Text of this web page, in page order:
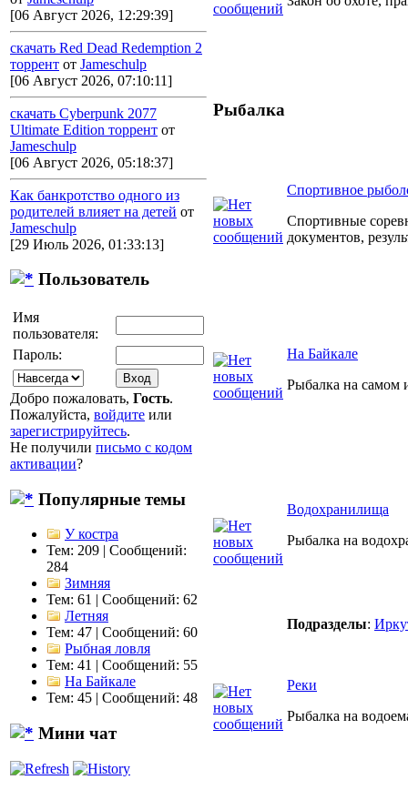
[06 Август 2026, 12:29:39]
скачать Red Dead Redemption 2
торрент от Jameschulp
[06 Август 2026, 07:10:11]
скачать Cyberpunk 2077
Ultimate Edition торрент от
Jameschulp
[06 Август 2026, 05:18:37]
Как банкротство одного из
родителей влияет на детей от
Jameschulp
[29 Июль 2026, 01:33:13]
Пользователь
Имя
пользователя:
Пароль:
Добро пожаловать, Гость.
Пожалуйста, войдите или
зарегистрируйтесь.
Не получили письмо с кодом
активации?
Популярные темы
У костра
Тем: 209 | Сообщений:
284
Зимняя
Тем: 61 | Сообщений: 62
Летняя
Тем: 47 | Сообщений: 60
Рыбная ловля
Тем: 41 | Сообщений: 55
На Байкале
Тем: 45 | Сообщений: 48
Мини чат
Рыбалка
Спортивное
Спортивные
документов,
На Байкале
Рыбалка на самом
Водохранилища
Рыбалка на
Подразделы:
Реки
Рыбалка на